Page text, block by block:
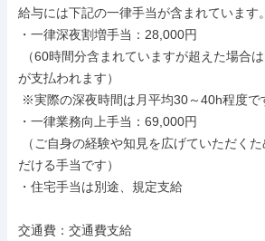
給与には下記の一律手当が含まれています。
・一律深夜割増手当：28,000円
が支払われます）
・一律業務向上手当：69,000円
だける手当です）
・住宅手当は別途、規定支給
交通費：交通費支給